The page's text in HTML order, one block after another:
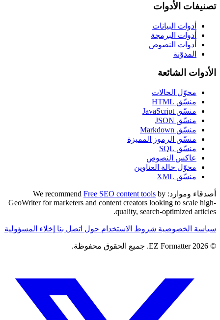
تصنيفات الأدوات
أدوات البيانات
أدوات البرمجة
أدوات النصوص
المدوّنة
الأدوات الشائعة
محوّل الحالات
منسّق HTML
منسّق JavaScript
منسّق JSON
منسّق Markdown
منسّق الرموز المميزة
منسّق SQL
عاكس النصوص
محوّل حالة العناوين
منسّق XML
أصدقاء وموارد: Free SEO content tools by
GeoWriter for marketers and content creators looking to scale high-
quality, search-optimized articles.
سياسة الخصوصية شروط الاستخدام حول اتصل بنا إخلاء المسؤولية
© 2026 EZ Formatter. جميع الحقوق محفوظة.